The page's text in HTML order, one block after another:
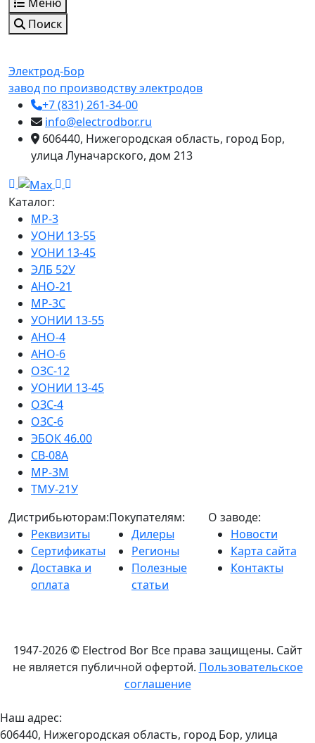
Поиск
Электрод-Бор
завод по производству электродов
+7 (831) 261-34-00
info@electrodbor.ru
606440, Нижегородская область, город Бор,
улица Луначарского, дом 213
Каталог:
МР-3
УОНИ 13-55
УОНИ 13-45
ЭЛБ 52У
АНО-21
МР-3С
УОНИИ 13-55
АНО-4
АНО-6
ОЗС-12
УОНИИ 13-45
ОЗС-4
ОЗС-6
ЭБОК 46.00
СВ-08А
МР-3М
ТМУ-21У
Дистрибьюторам:
Реквизиты
Сертификаты
Доставка и
оплата
Покупателям:
Дилеры
Регионы
Полезные
статьи
О заводе:
Новости
Карта сайта
Контакты
1947-2026 © Electrod Bor Все права защищены. Сайт
не является публичной офертой. Пользовательское
соглашение
Наш адрес:
606440, Нижегородская область, город Бор, улица